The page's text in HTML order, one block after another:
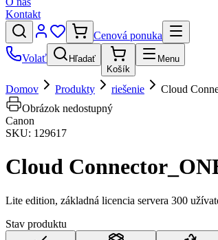
Kontakt
Cenová ponuka
Volať
Hľadať
Košík
Menu
Domov Produkty riešenie
Cloud
Obrázok nedostupný
Canon
SKU: 129617
Cloud
Lite edition, základná licencia servera 300
Stav produktu